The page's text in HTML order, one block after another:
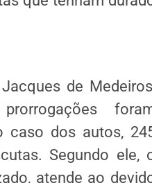
de
caso dos autos,
Segundo ele,
atende ao